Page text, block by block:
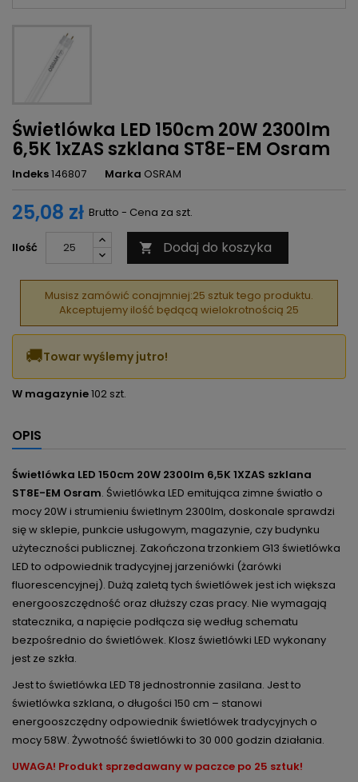
Świetlówka LED 150cm 20W 2300lm
6,5K 1xZAS szklana ST8E-EM Osram
Indeks146807 Marka OSRAM
25,08 zł Brutto - Cena za szt.
Ilość  Dodaj do koszyka
Musisz zamówić conajmniej:25 sztuk tego produktu.
Akceptujemy ilość będącą wielokrotnością 25
🚚Towar wyślemy jutro!
W magazynie102 szt.
OPIS
Świetlówka LED 150cm 20W 2300lm 6,5K 1XZAS szklana
ST8E-EM Osram. Świetlówka LED emitująca zimne światło o
mocy 20W i strumieniu świetlnym 2300lm, doskonale sprawdzi
się w sklepie, punkcie usługowym, magazynie, czy budynku
użyteczności publicznej. Zakończona trzonkiem G13 świetlówka
LED to odpowiednik tradycyjnej jarzeniówki (żarówki
fluorescencyjnej). Dużą zaletą tych świetlówek jest ich większa
energooszczędność oraz dłuższy czas pracy. Nie wymagają
statecznika, a napięcie podłącza się według schematu
bezpośrednio do świetlówek. Klosz świetlówki LED wykonany
jest ze szkła.
Jest to świetlówka LED T8 jednostronnie zasilana. Jest to
świetlówka szklana, o długości 150 cm – stanowi
energooszczędny odpowiednik świetlówek tradycyjnych o
mocy 58W. Żywotność świetlówki to 30 000 godzin działania.
UWAGA! Produkt sprzedawany w paczce po 25 sztuk!